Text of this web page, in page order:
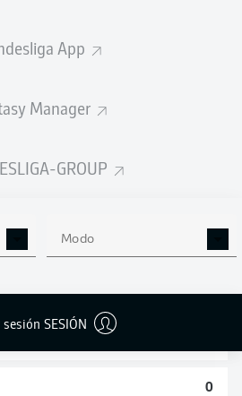
App
Manager
GROUP
Modo
SESIÓN
2025/2026
AÉREOS
0
0